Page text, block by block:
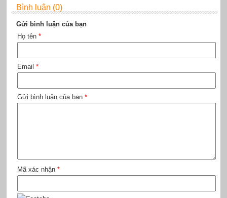
Bình luận (0)
Gửi bình luận của bạn
Họ tên *
Email *
Gửi bình luận của bạn *
Mã xác nhận *